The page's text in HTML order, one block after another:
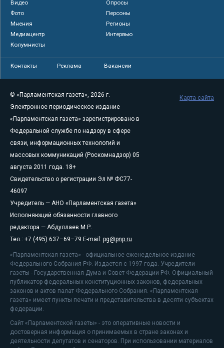
Видео
Опросы
Фото
Персоны
Мнения
Регионы
Медиацентр
Интервью
Колумнисты
Контакты Реклама Вакансии
© «Парламентская газета», 2026 г.
Электронное периодическое издание
«Парламентская газета» зарегистрировано в
Федеральной службе по надзору в сфере
связи, информационных технологий и
массовых коммуникаций (Роскомнадзор) 05
августа 2011 года. 18+
Свидетельство о регистрации Эл № ФС77-
46097
Учредитель — АНО «Парламентская газета»
Исполняющий обязанности главного
редактора — Абдуллаев М.Р.
Тел.: +7 (495) 637–69–79 E-mail: pg@pnp.ru
«Парламентская газета» - официальное еженедельное издание
Федерального Собрания РФ. Издается с 1997 года. Учредители
газеты - Государственная Дума и Совет Федерации РФ. Официальный
публикатор федеральных конституционных законов, федеральных
законов и актов палат Федерального Собрания. «Парламентская
газета» имеет пункты печати и представительства в десяти субъектах
федерации.
Сайт «Парламентской газеты» - это оперативные новости и
достоверная информация о принимаемых в стране законах и
деятельности депутатов и сенаторов. При использовании материалов
Карта сайта